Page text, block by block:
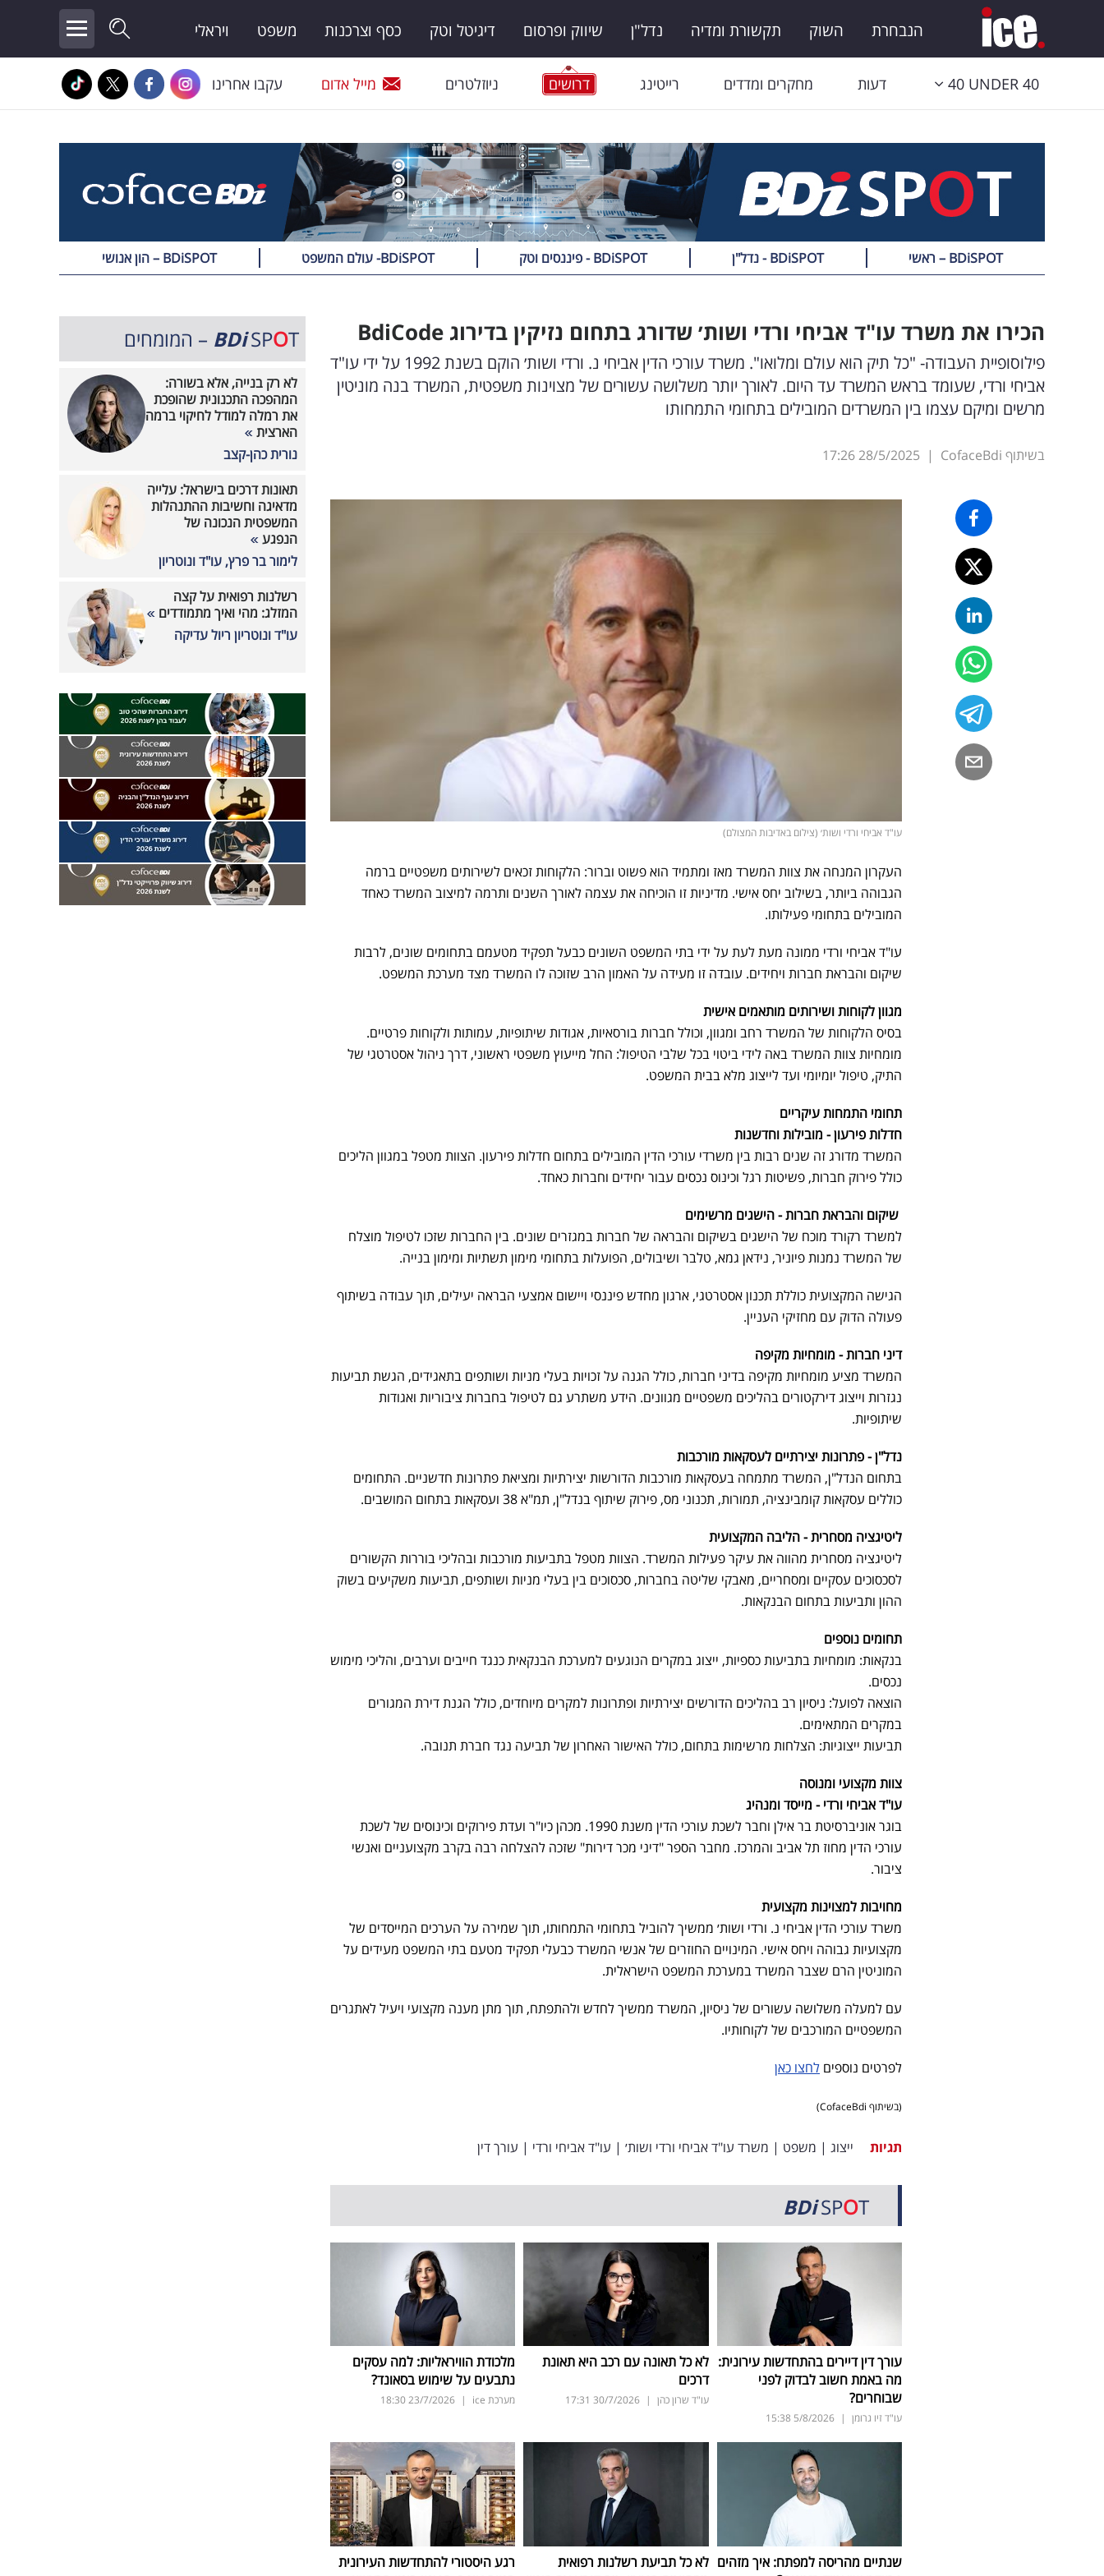
הנבחרת השוק תקשורת ומדיה נדל"ן שיווק ופרסום דיגיטל וטק כסף וצרכנות משפט ויראלי
40 UNDER 40 דעות מחקרים ומדדים רייטינג דרושים ניוזלטרים מייל אדום עקבו אחרינו
BDiSPOT – ראשי BDiSPOT - נדל"ן BDiSPOT - פיננסים וטק BDiSPOT- עולם המשפט BDiSPOT – הון אנושי
הכירו את משרד עו"ד אביחי ורדי ושות׳ שדורג בתחום נזיקין בדירוג BdiCode
פילוסופיית העבודה- "כל תיק הוא עולם ומלואו". משרד עורכי הדין אביחי נ. ורדי ושות׳ הוקם בשנת 1992 על ידי עו"ד
אביחי ורדי, שעומד בראש המשרד עד היום. לאורך יותר משלושה עשורים של מצוינות משפטית, המשרד בנה מוניטין
מרשים ומיקם עצמו בין המשרדים המובילים בתחומי התמחותו
בשיתוף CofaceBdi |
28/5/2025
17:26
עו"ד אביחי ורדי ושות׳ (צילום באדיבות המצולם)
העקרון המנחה את צוות המשרד מאז ומתמיד הוא פשוט וברור: הלקוחות זכאים לשירותים משפטיים ברמה
הגבוהה ביותר, בשילוב יחס אישי. מדיניות זו הוכיחה את עצמה לאורך השנים ותרמה למיצוב המשרד כאחד
המובילים בתחומי פעילותו.
עו"ד אביחי ורדי ממונה מעת לעת על ידי בתי המשפט השונים כבעל תפקיד מטעמם בתחומים שונים, לרבות
שיקום והבראת חברות ויחידים. עובדה זו מעידה על האמון הרב שזוכה לו המשרד מצד מערכת המשפט.
מגוון לקוחות ושירותים מותאמים אישית
בסיס הלקוחות של המשרד רחב ומגוון, וכולל חברות בורסאיות, אגודות שיתופיות, עמותות ולקוחות פרטיים.
מומחיות צוות המשרד באה לידי ביטוי בכל שלבי הטיפול: החל מייעוץ משפטי ראשוני, דרך ניהול אסטרטגי של
התיק, טיפול יומיומי ועד לייצוג מלא בבית המשפט.
תחומי התמחות עיקריים
חדלות פירעון - מובילות וחדשנות
המשרד מדורג זה שנים רבות בין משרדי עורכי הדין המובילים בתחום חדלות פירעון. הצוות מטפל במגוון הליכים
כולל פירוק חברות, פשיטות רגל וכינוס נכסים עבור יחידים וחברות כאחד.
שיקום והבראת חברות - הישגים מרשימים
למשרד רקורד מוכח של הישגים בשיקום והבראה של חברות במגזרים שונים. בין החברות שזכו לטיפול מוצלח
של המשרד נמנות פיוניר, נידאן גמא, טלבר ושיבולים, הפועלות בתחומי מימון תשתיות ומימון בנייה.
הגישה המקצועית כוללת תכנון אסטרטגי, ארגון מחדש פיננסי ויישום אמצעי הבראה יעילים, תוך עבודה בשיתוף
פעולה הדוק עם מחזיקי העניין.
דיני חברות - מומחיות מקיפה
המשרד מציע מומחיות מקיפה בדיני חברות, כולל הגנה על זכויות בעלי מניות ושותפים בתאגידים, הגשת תביעות
נגזרות וייצוג דירקטורים בהליכים משפטיים מגוונים. הידע משתרע גם לטיפול בחברות ציבוריות ואגודות
שיתופיות.
נדל"ן - פתרונות יצירתיים לעסקאות מורכבות
בתחום הנדל"ן, המשרד מתמחה בעסקאות מורכבות הדורשות יצירתיות ומציאת פתרונות חדשניים. התחומים
כוללים עסקאות קומבינציה, תמורות, תכנוני מס, פירוק שיתוף בנדל"ן, תמ"א 38 ועסקאות בתחום המושבים.
ליטיגציה מסחרית - הליבה המקצועית
ליטיגציה מסחרית מהווה את עיקר פעילות המשרד. הצוות מטפל בתביעות מורכבות ובהליכי בוררות הקשורים
לסכסוכים עסקיים ומסחריים, מאבקי שליטה בחברות, סכסוכים בין בעלי מניות ושותפים, תביעות משקיעים בשוק
ההון ותביעות בתחום הבנקאות.
תחומים נוספים
בנקאות: מומחיות בתביעות כספיות, ייצוג במקרים הנוגעים למערכת הבנקאית כנגד חייבים וערבים, והליכי מימוש
נכסים.
הוצאה לפועל: ניסיון רב בהליכים הדורשים יצירתיות ופתרונות למקרים מיוחדים, כולל הגנת דירת המגורים
במקרים המתאימים.
תביעות ייצוגיות: הצלחות מרשימות בתחום, כולל האישור האחרון של תביעה נגד חברת תנובה.
צוות מקצועי ומנוסה
עו"ד אביחי ורדי - מייסד ומנהיג
בוגר אוניברסיטת בר אילן וחבר לשכת עורכי הדין משנת 1990. מכהן כיו"ר ועדת פירוקים וכינוסים של לשכת
עורכי הדין מחוז תל אביב והמרכז. מחבר הספר "דיני מכר דירות" שזכה להצלחה רבה בקרב מקצועניים ואנשי
ציבור.
מחויבות למצוינות מקצועית
משרד עורכי הדין אביחי נ. ורדי ושות׳ ממשיך להוביל בתחומי התמחותו, תוך שמירה על הערכים המייסדים של
מקצועיות גבוהה ויחס אישי. המינויים החוזרים של אנשי המשרד כבעלי תפקיד מטעם בתי המשפט מעידים על
המוניטין הרם שצבר המשרד במערכת המשפט הישראלית.
עם למעלה משלושה עשורים של ניסיון, המשרד ממשיך לחדש ולהתפתח, תוך מתן מענה מקצועי ויעיל לאתגרים
המשפטיים המורכבים של לקוחותיו.
לפרטים נוספים לחצו כאן
(בשיתוף CofaceBdi)
תגיות ייצוג | משפט | משרד עו"ד אביחי ורדי ושות׳ | עו"ד אביחי ורדי | עורך דין
BDiSPOT
עורך דין דיירים בהתחדשות עירונית:
מה באמת חשוב לבדוק לפני
שבוחרים?
עו"ד זיו גרומן |
5/8/2026
15:38
לא כל תאונה עם רכב היא תאונת
דרכים
עו"ד שרון כהן |
30/7/2026
17:31
מלכודת הוויראליות: למה עסקים
נתבעים על שימוש בסאונד?
מערכת ice |
23/7/2026
18:30
שנתיים מהריסה למפתח: איך מזהים לא כל תביעת רשלנות רפואית
רגע היסטורי להתחדשות העירונית
BDiSPOT – המומחים
לא רק בנייה, אלא בשורה:
המהפכה התכנונית שהופכת
את רמלה למודל לחיקוי ברמה
הארצית
נורית כהן-קצב
תאונות דרכים בישראל: עלייה
מדאיגה וחשיבות ההתנהלות
המשפטית הנכונה של
הנפגע
לימור בר פרץ, עו"ד ונוטריון
רשלנות רפואית על קצה
המזלג: מהי ואיך מתמודדים
עו"ד ונוטריון ריול עדיקה